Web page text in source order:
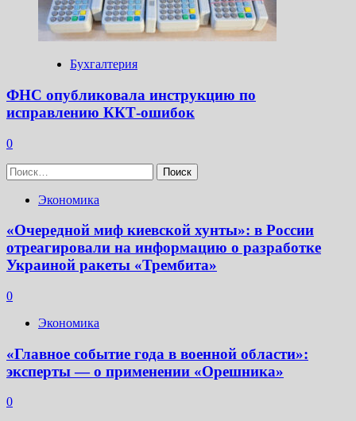
Бухгалтерия
ФНС опубликовала инструкцию по
исправлению ККТ-ошибок
0
Найти:
Экономика
«Очередной миф киевской хунты»: в России
отреагировали на информацию о разработке
Украиной ракеты «Трембита»
0
Экономика
«Главное событие года в военной области»:
эксперты — о применении «Орешника»
0